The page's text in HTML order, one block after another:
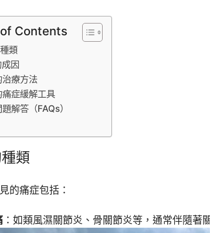
Contents
類
因
治療方法
痛症緩解工具
解答（FAQs）
類
的痛症包括：
：如類風濕關節炎、骨關節炎等，通常伴隨著